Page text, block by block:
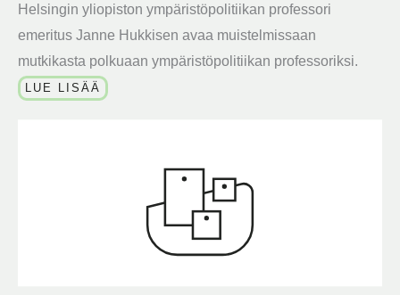
Helsingin yliopiston ympäristöpolitiikan professori
emeritus Janne Hukkisen avaa muistelmissaan
mutkikasta polkuaan ympäristöpolitiikan professoriksi.
LUE LISÄÄ